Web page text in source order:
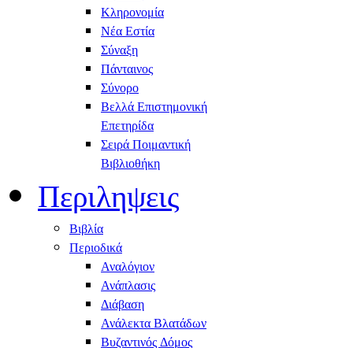
Κληρονομία
Νέα Εστία
Σύναξη
Πάνταινος
Σύνορο
Βελλά Επιστημονική
Επετηρίδα
Σειρά Ποιμαντική
Βιβλιοθήκη
Περιληψεις
Βιβλία
Περιοδικά
Αναλόγιον
Ανάπλασις
Διάβαση
Ανάλεκτα Βλατάδων
Βυζαντινός Δόμος